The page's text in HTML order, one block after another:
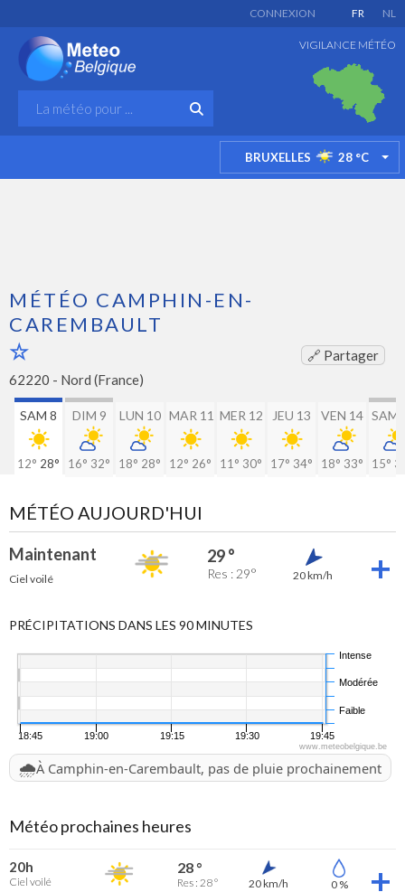
FR NL
CONNEXION
VIGILANCE MÉTÉO
BRUXELLES 28 °C
MÉTÉO CAMPHIN-EN-
CAREMBAULT
🔗 Partager
62220 - Nord (France)
SAM 8
12° 28°
DIM 9
16° 32°
LUN 10
18° 28°
MAR 11
12° 26°
MER 12
11° 30°
JEU 13
17° 34°
VEN 14
18° 33°
SAM
15°
MÉTÉO AUJOURD'HUI
Maintenant
Ciel voilé
29 °
Res : 29° 20 km/h
PRÉCIPITATIONS DANS LES 90 MINUTES
18:45 19:00 19:15 19:30 19:45
Faible
Modérée
Intense
www.meteobelgique.be
🌧️À Camphin-en-Carembault, pas de pluie prochainement
Météo prochaines heures
20h
Ciel voilé
28 °
Res : 28 ° 20 km/h 0 %